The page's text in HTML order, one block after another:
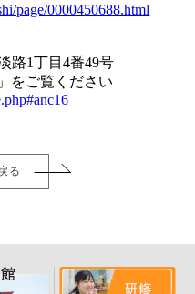
page/0000450688.html
路1丁目4番49号
をご覧ください
る